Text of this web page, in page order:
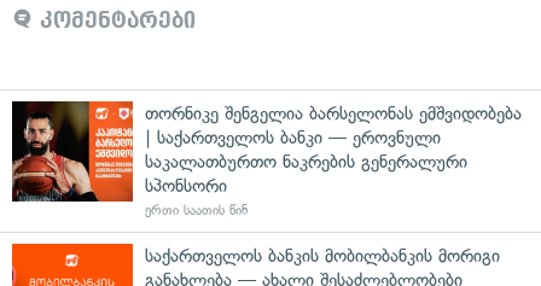
კომენტარები
თორნიკე შენგელია ბარსელონას ემშვიდობება
| საქართველოს ბანკი — ეროვნული
საკალათბურთო ნაკრების გენერალური
სპონსორი
ერთი საათის წინ
საქართველოს ბანკის მობილბანკის მორიგი
განახლება — ახალი შესაძლებლობები